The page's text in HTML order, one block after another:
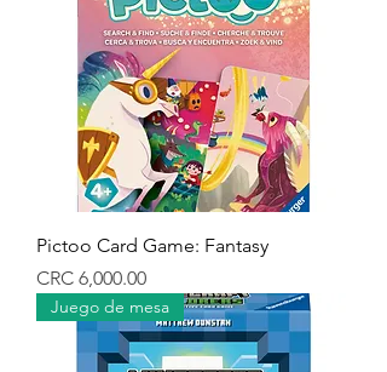
Pictoo Card Game: Fantasy
Precio
CRC 6,000.00
Juego de mesa